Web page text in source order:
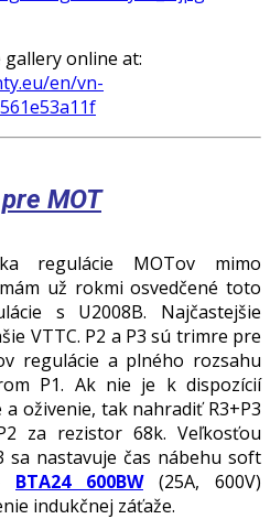
gallery online at:
en/vn-
MOT
MOTov mimo
už rokmi osvedčené toto
s U2008B. Najčastejšie
VTTC. P2 a P3 sú trimre pre
regulácie a plného rozsahu
P1. Ak nie je k dispozícií
oživenie, tak nahradiť R3+P3
za rezistor 68k. Veľkosťou
sa nastavuje čas nábehu soft
BTA24 600BW(25A, 600V)
indukčnej záťaže.